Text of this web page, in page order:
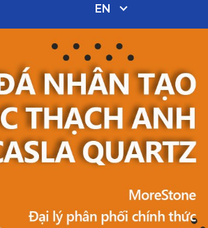
EN